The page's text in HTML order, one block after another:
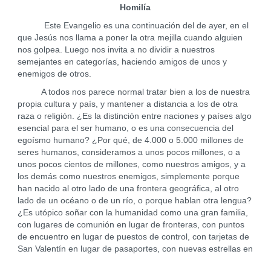
Homilía
Este Evangelio es una continuación del de ayer, en el
que Jesús nos llama a poner la otra mejilla cuando alguien
nos golpea. Luego nos invita a no dividir a nuestros
semejantes en categorías, haciendo amigos de unos y
enemigos de otros.
A todos nos parece normal tratar bien a los de nuestra
propia cultura y país, y mantener a distancia a los de otra
raza o religión. ¿Es la distinción entre naciones y países algo
esencial para el ser humano, o es una consecuencia del
egoísmo humano? ¿Por qué, de 4.000 o 5.000 millones de
seres humanos, consideramos a unos pocos millones, o a
unos pocos cientos de millones, como nuestros amigos, y a
los demás como nuestros enemigos, simplemente porque
han nacido al otro lado de una frontera geográfica, al otro
lado de un océano o de un río, o porque hablan otra lengua?
¿Es utópico soñar con la humanidad como una gran familia,
con lugares de comunión en lugar de fronteras, con puntos
de encuentro en lugar de puestos de control, con tarjetas de
San Valentín en lugar de pasaportes, con nuevas estrellas en